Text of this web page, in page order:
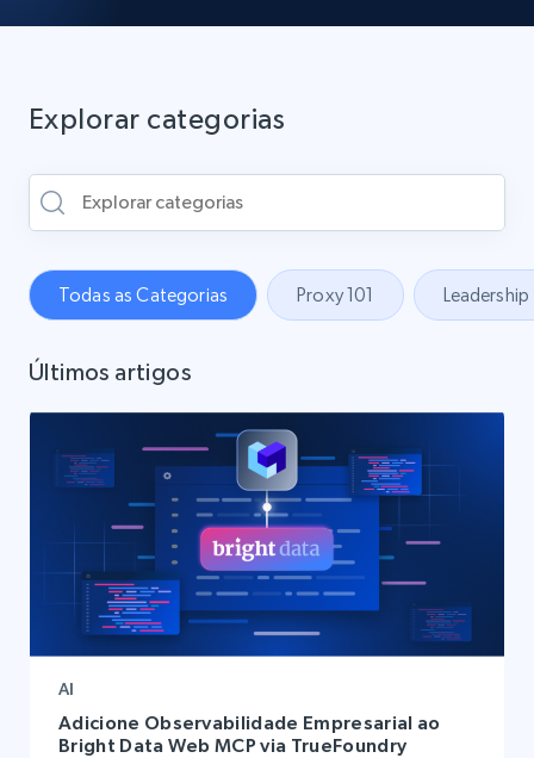
Explorar categorias
Todas as Categorias Proxy 101 Leadership
Últimos artigos
AI
Adicione Observabilidade Empresarial ao
Bright Data Web MCP via TrueFoundry